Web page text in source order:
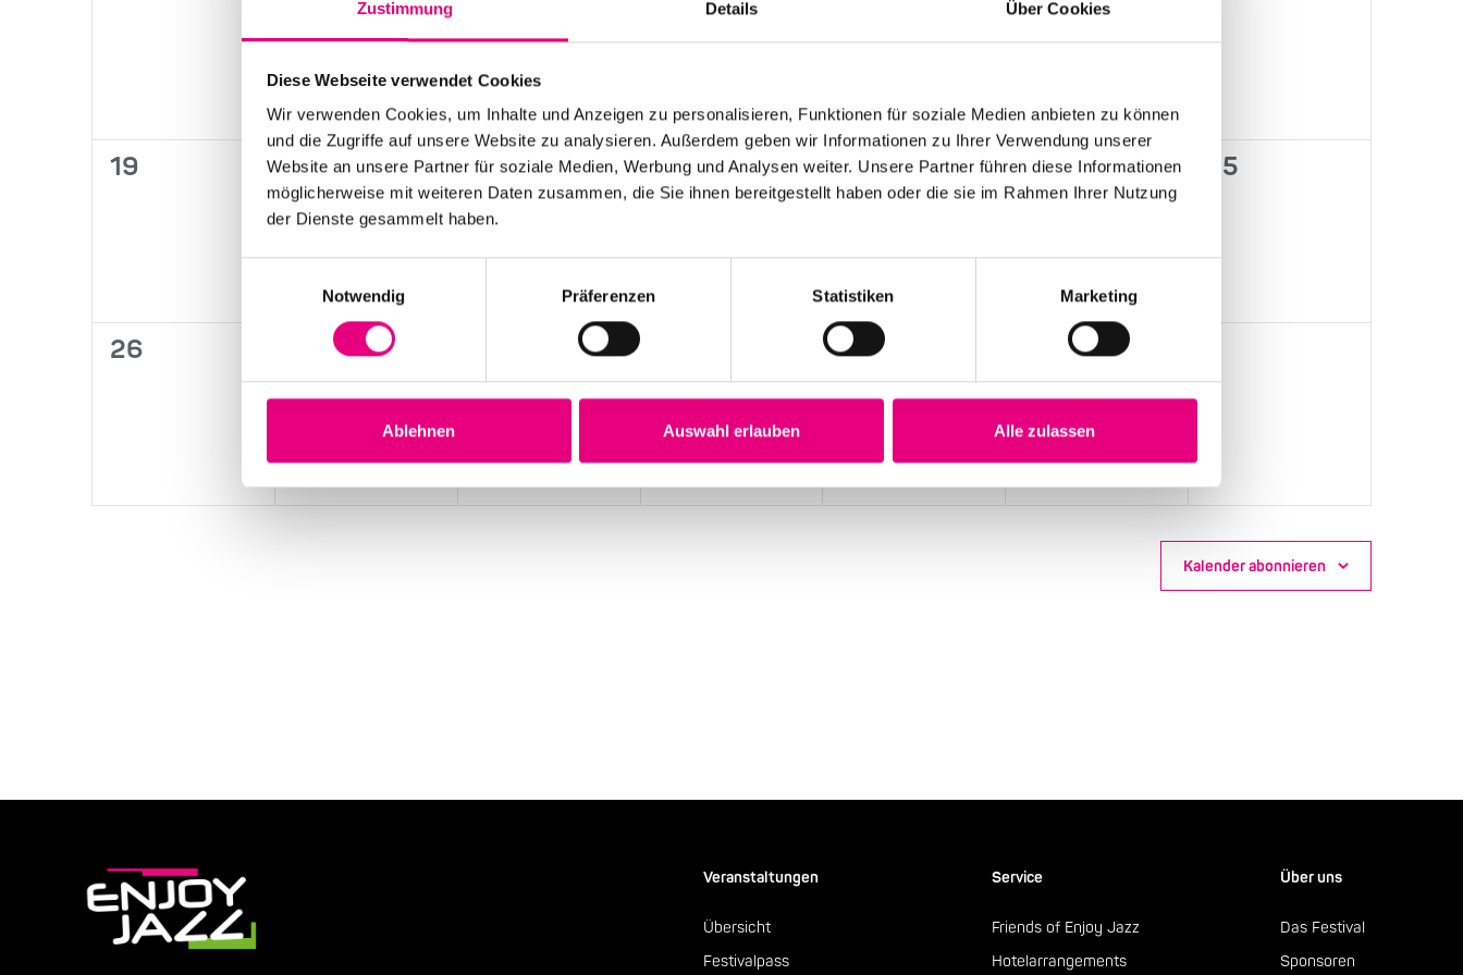
Zustimmung Details Über Cookies
Diese Webseite verwendet Cookies
Wir verwenden Cookies, um Inhalte und Anzeigen zu personalisieren, Funktionen für soziale Medien anbieten zu können
und die Zugriffe auf unsere Website zu analysieren. Außerdem geben wir Informationen zu Ihrer Verwendung unserer
Website an unsere Partner für soziale Medien, Werbung und Analysen weiter. Unsere Partner führen diese Informationen
möglicherweise mit weiteren Daten zusammen, die Sie ihnen bereitgestellt haben oder die sie im Rahmen Ihrer Nutzung
der Dienste gesammelt haben.
Notwendig
Präferenzen Statistiken Marketing
Ablehnen Auswahl erlauben Alle zulassen
Veranstaltungen,
Veranstaltungen, Veranstaltungen,Veranstaltungen,
0
Veranstaltungen,
19
0
Veranstaltungen,
20
0
Veranstaltungen,
21
0
Veranstaltungen,
22
0
Veranstaltungen,
23
0
Veranstaltungen,
24 25
0
Veranstaltungen,
26
Veranstaltungen,Veranstaltungen,Veranstaltungen,
0
Veranstaltungen,
30
Veranstaltungen,Veranstaltungen,
Kalender abonnieren
Veranstaltungen
Übersicht
Festivalpass
Service
Friends of Enjoy Jazz
Hotelarrangements
Über uns
Das Festival
Sponsoren